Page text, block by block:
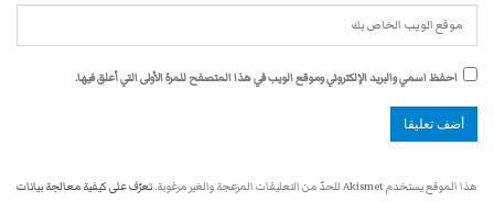
احفظ اسمي والبريد الإلكتروني وموقع الويب في هذا المتصفح للمرة الأولى التي أعلق فيها.
هذا الموقع يستخدم Akismet للحدّ من التعليقات المزعجة والغير مرغوبة.
تعرّف على كيفية معالجة بيانات